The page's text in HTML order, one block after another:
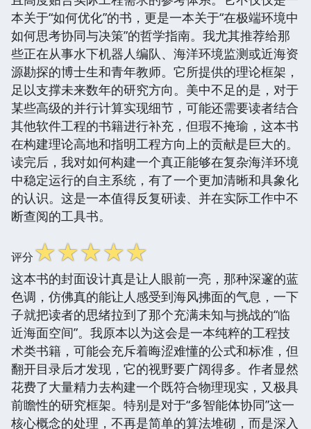
本关于“如何优化”的书，更是一本关于“在极端环境中
如何思考协同与决策”的哲学指南。我尤其推荐给那
些正在从事水下机器人编队、海洋环境监测或近海资
源勘探的博士生和青年教师。它所提供的理论框架，
足以支撑未来数年的研究方向。美中不足的是，对于
某些高级的并行计算实现细节，可能还需要读者结合
其他软件工程的书籍进行补充，但瑕不掩瑜，这本书
在构建理论高地和指明工程方向上的贡献是巨大的。
读完后，我对如何构建一个真正能够在复杂海洋环境
中稳定运行的自主系统，有了一个更加清晰和具象化
的认识。这是一本值得反复研读、并在实际工作中不
断查阅的工具书。
评分☆☆☆☆☆
这本书的封面设计真是让人眼前一亮，那种深邃的蓝
色调，仿佛真的能让人感受到海风拂面的气息，一下
子就把读者的思绪拉到了那个充满未知与挑战的“临
近海面空间”。我原本以为这会是一本纯粹的工程技
术类书籍，可能会充斥着晦涩难懂的公式和标准，但
翻开目录后才发现，它的视野要广阔得多。作者显然
花费了大量精力去构建一个既符合物理现实，又极具
前瞻性的研究框架。特别是对于“多智能体协同”这一
核心概念的处理，不再是简单的算法堆砌，而是深入